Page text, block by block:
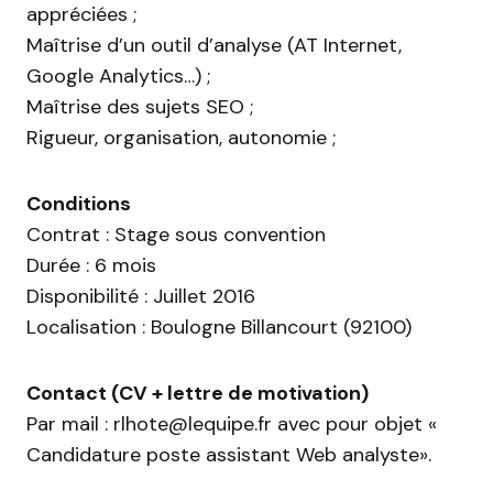
appréciées ;
Maîtrise d’un outil d’analyse (AT Internet,
Google Analytics…) ;
Maîtrise des sujets SEO ;
Rigueur, organisation, autonomie ;
Conditions
Contrat : Stage sous convention
Durée : 6 mois
Disponibilité : Juillet 2016
Localisation : Boulogne Billancourt (92100)
Contact (CV + lettre de motivation)
Par mail : rlhote@lequipe.fr avec pour objet «
Candidature poste assistant Web analyste».